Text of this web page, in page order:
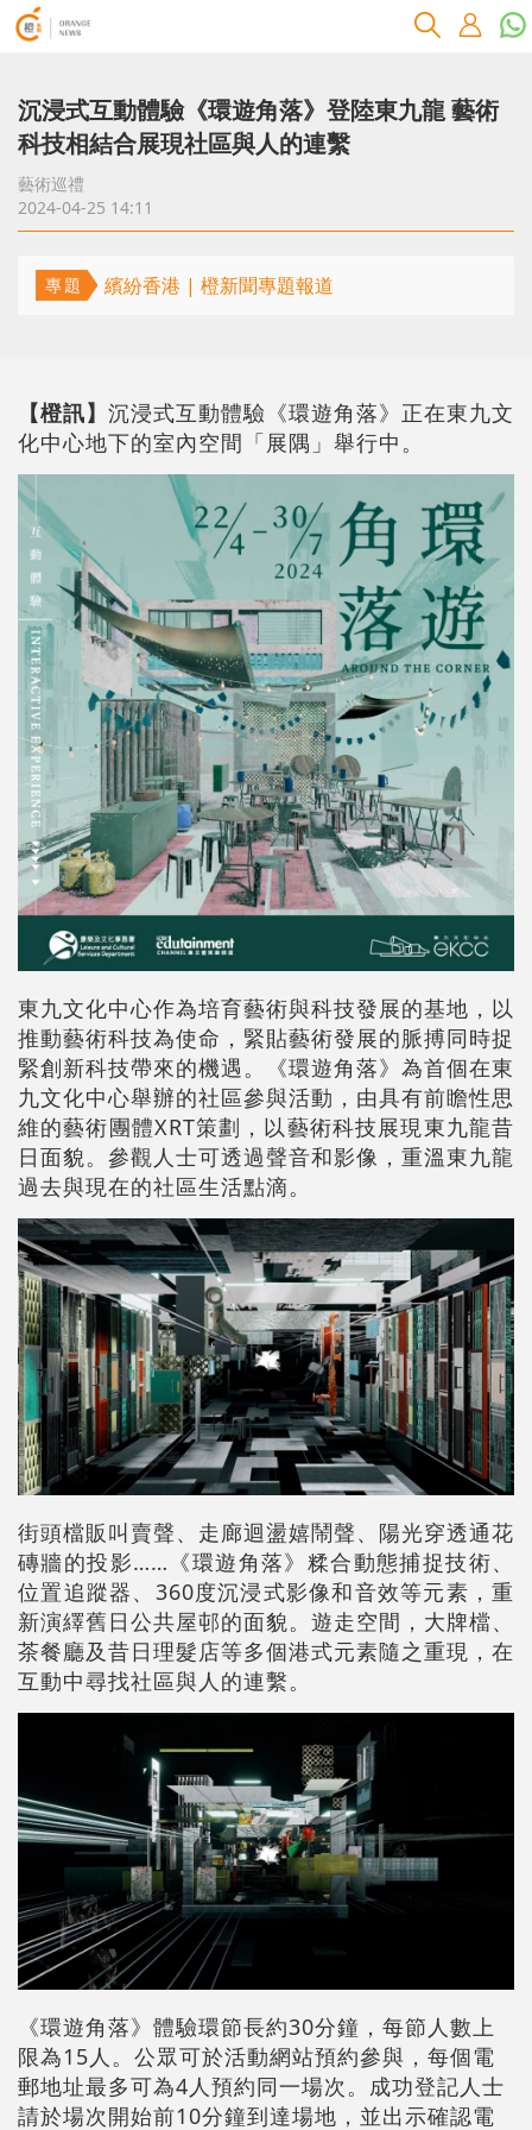
沉浸式互動體驗《環遊角落》登陸東九龍 藝術
科技相結合展現社區與人的連繫
藝術巡禮
2024-04-25 14:11
專題 繽紛香港 | 橙新聞專題報道
【橙訊】 沉浸式互動體驗《環遊角落》正在東九文
化中心地下的室內空間「展隅」舉行中。
東九文化中心作為培育藝術與科技發展的基地，以
推動藝術科技為使命，緊貼藝術發展的脈搏同時捉
緊創新科技帶來的機遇。《環遊角落》為首個在東
九文化中心舉辦的社區參與活動，由具有前瞻性思
維的藝術團體XRT策劃，以藝術科技展現東九龍昔
日面貌。參觀人士可透過聲音和影像，重溫東九龍
過去與現在的社區生活點滴。
街頭檔販叫賣聲、走廊迴盪嬉鬧聲、陽光穿透通花
磚牆的投影……《環遊角落》糅合動態捕捉技術、
位置追蹤器、360度沉浸式影像和音效等元素，重
新演繹舊日公共屋邨的面貌。遊走空間，大牌檔、
茶餐廳及昔日理髮店等多個港式元素隨之重現，在
互動中尋找社區與人的連繫。
《環遊角落》體驗環節長約30分鐘，每節人數上
限為15人。公眾可於活動網站預約參與，每個電
郵地址最多可為4人預約同一場次。成功登記人士
請於場次開始前10分鐘到達場地，並出示確認電